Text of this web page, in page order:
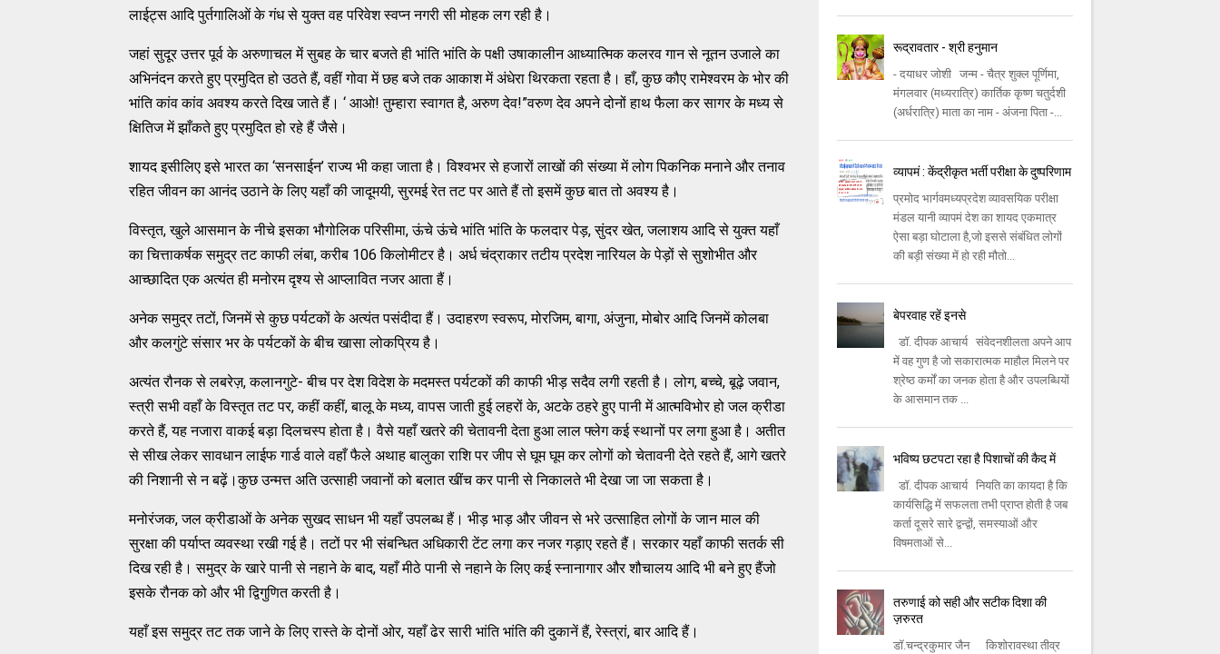
लाईट्स आदि पुर्तगालिओं के गंध से युक्त वह परिवेश स्वप्न नगरी सी मोहक लग रही है।
जहां सुदूर उत्तर पूर्व के अरुणाचल में सुबह के चार बजते ही भांति भांति के पक्षी उषाकालीन आध्यात्मिक कलरव गान से नूतन उजाले का
अभिनंदन करते हुए प्रमुदित हो उठते हैं, वहीं गोवा में छह बजे तक आकाश में अंधेरा थिरकता रहता है। हाँ, कुछ कौए रामेश्वरम के भोर की
भांति कांव कांव अवश्य करते दिख जाते हैं। ‘ आओ! तुम्हारा स्वागत है, अरुण देव!”वरुण देव अपने दोनों हाथ फैला कर सागर के मध्य से
क्षितिज में झाँकते हुए प्रमुदित हो रहे हैं जैसे।
शायद इसीलिए इसे भारत का ‘सनसाईन’ राज्य भी कहा जाता है। विश्वभर से हजारों लाखों की संख्या में लोग पिकनिक मनाने और तनाव
रहित जीवन का आनंद उठाने के लिए यहाँ की जादूमयी, सुरमई रेत तट पर आते हैं तो इसमें कुछ बात तो अवश्य है।
विस्तृत, खुले आसमान के नीचे इसका भौगोलिक परिसीमा, ऊंचे ऊंचे भांति भांति के फलदार पेड़, सुंदर खेत, जलाशय आदि से युक्त यहाँ
का चित्ताकर्षक समुद्र तट काफी लंबा, करीब 106 किलोमीटर है। अर्ध चंद्राकार तटीय प्रदेश नारियल के पेड़ों से सुशोभीत और
आच्छादित एक अत्यंत ही मनोरम दृश्य से आप्लावित नजर आता हैं।
अनेक समुद्र तटों, जिनमें से कुछ पर्यटकों के अत्यंत पसंदीदा हैं। उदाहरण स्वरूप, मोरजिम, बागा, अंजुना, मोबोर आदि जिनमें कोलबा
और कलगुंटे संसार भर के पर्यटकों के बीच खासा लोकप्रिय है।
अत्यंत रौनक से लबरेज़, कलानगुटे- बीच पर देश विदेश के मदमस्त पर्यटकों की काफी भीड़ सदैव लगी रहती है। लोग, बच्चे, बूढ़े जवान,
स्त्री सभी वहाँ के विस्तृत तट पर, कहीं कहीं, बालू के मध्य, वापस जाती हुई लहरों के, अटके ठहरे हुए पानी में आत्मविभोर हो जल क्रीडा
करते हैं, यह नजारा वाकई बड़ा दिलचस्प होता है। वैसे यहाँ खतरे की चेतावनी देता हुआ लाल फ्लेग कई स्थानों पर लगा हुआ है। अतीत
से सीख लेकर सावधान लाईफ गार्ड वाले वहाँ फैले अथाह बालुका राशि पर जीप से घूम घूम कर लोगों को चेतावनी देते रहते हैं, आगे खतरे
की निशानी से न बढ़ें।कुछ उन्मत्त अति उत्साही जवानों को बलात खींच कर पानी से निकालते भी देखा जा जा सकता है।
मनोरंजक, जल क्रीडाओं के अनेक सुखद साधन भी यहाँ उपलब्ध हैं। भीड़ भाड़ और जीवन से भरे उत्साहित लोगों के जान माल की
सुरक्षा की पर्याप्त व्यवस्था रखी गई है। तटों पर भी संबन्धित अधिकारी टेंट लगा कर नजर गड़ाए रहते हैं। सरकार यहाँ काफी सतर्क सी
दिख रही है। समुद्र के खारे पानी से नहाने के बाद, यहाँ मीठे पानी से नहाने के लिए कई स्नानागार और शौचालय आदि भी बने हुए हैंजो
इसके रौनक को और भी द्विगुणित करती है।
यहाँ इस समुद्र तट तक जाने के लिए रास्ते के दोनों ओर, यहाँ ढेर सारी भांति भांति की दुकानें हैं, रेस्त्रां, बार आदि हैं।
रूद्रावतार - श्री हनुमान
- दयाधर जोशी जन्म - चैत्र शुक्ल पूर्णिमा,
मंगलवार (मध्यरात्रि) कार्तिक कृष्ण चतुर्दशी
(अर्धरात्रि) माता का नाम - अंजना पिता -...
व्यापमं : केंद्रीकृत भर्ती परीक्षा के दुष्परिणाम
प्रमोद भार्गवमध्यप्रदेश व्यावसयिक परीक्षा
मंडल यानी व्यापमं देश का शायद एकमात्र
ऐसा बड़ा घोटाला है,जो इससे संबंधित लोगों
की बड़ी संख्या में हो रही मौतो...
बेपरवाह रहें इनसे
डॉ. दीपक आचार्य संवेदनशीलता अपने आप
में वह गुण है जो सकारात्मक माहौल मिलने पर
श्रेष्ठ कर्मों का जनक होता है और उपलब्धियों
के आसमान तक ...
भविष्य छटपटा रहा है पिशाचों की कैद में
डॉ. दीपक आचार्य नियति का कायदा है कि
कार्यसिद्धि में सफलता तभी प्राप्त होती है जब
कर्ता दूसरे सारे द्वन्द्वों, समस्याओं और
विषमताओं से...
तरुणाई को सही और सटीक दिशा की
ज़रुरत
डॉ.चन्द्रकुमार जैन किशोरावस्था तीव्र